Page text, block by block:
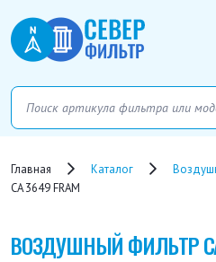
Главная Каталог
CA 3649 FRAM
ВОЗДУШНЫЙ ФИЛЬТР